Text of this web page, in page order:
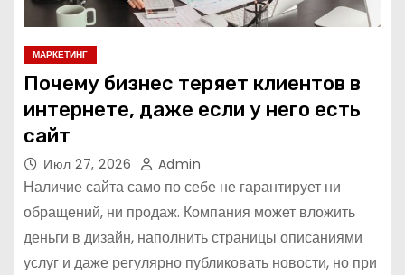
МАРКЕТИНГ
Почему бизнес теряет клиентов в
интернете, даже если у него есть
сайт
Июл 27, 2026 Admin
Наличие сайта само по себе не гарантирует ни
обращений, ни продаж. Компания может вложить
деньги в дизайн, наполнить страницы описаниями
услуг и даже регулярно публиковать новости, но при